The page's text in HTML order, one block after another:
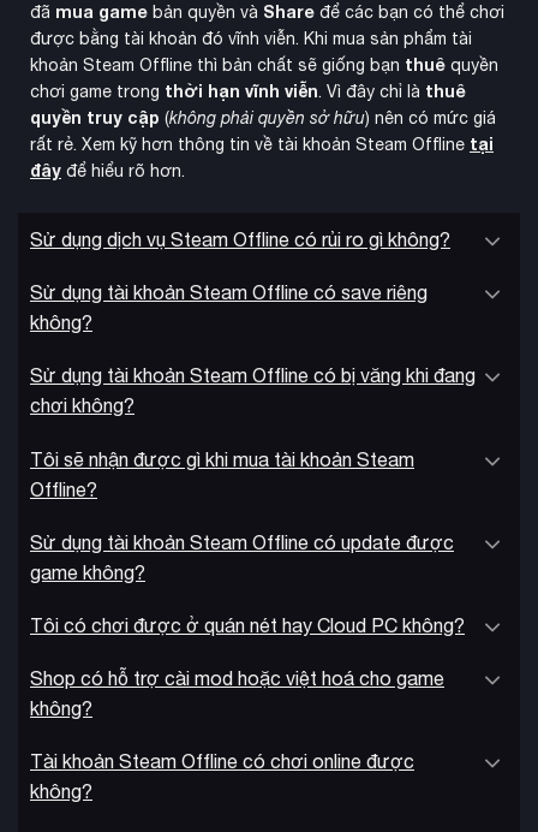
thể tìm hiểu các gói tài khoản Steam Offlinehoặctài
khoản Steam có game Mandragora: Whispers of the Witch
Tree. Với các lựa chọntài khoản Steam giá rẻ, game thủ
có thể trải nghiệm tác phẩmtài khoản Steam bản quyền
này một cách dễ dàng và tiết kiệm.
5, Xbox Series X|S và Nintendo Switch, với hỗ trợ tiếng Anh
đầy đủ cùng phụ đề nhiều ngôn ngữ. Phiên bản Digital Deluxe
bao gồm thêm Digital Artbook, Soundtrack gốc, các pet
follower và transmog set độc quyền.
đã mua game bản quyền và Share để các bạn có thể chơi
được bằng tài khoản đó vĩnh viễn. Khi mua sản phẩm tài
khoản Steam Offline thì bản chất sẽ giống bạn thuê quyền
chơi game trong thời hạn vĩnh viễn. Vì đây chỉ là thuê
quyền truy cập (không phải quyền sở hữu) nên có mức giá
rất rẻ. Xem kỹ hơn thông tin về tài khoản Steam Offline tại
đây để hiểu rõ hơn.
Sử dụng dịch vụ Steam Offline có rủi ro gì không?
Sử dụng tài khoản Steam Offline có save riêng
không?
Sử dụng tài khoản Steam Offline có bị văng khi đang
chơi không?
Tôi sẽ nhận được gì khi mua tài khoản Steam
Offline?
Sử dụng tài khoản Steam Offline có update được
game không?
Tôi có chơi được ở quán nét hay Cloud PC không?
Shop có hỗ trợ cài mod hoặc việt hoá cho game
không?
Tài khoản Steam Offline có chơi online được
không?